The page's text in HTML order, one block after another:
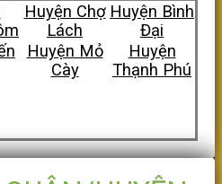
Huyện Chợ
Lách
Huyện Bình
Đại
Huyện Mỏ
Cày
Huyện
Thạnh Phú